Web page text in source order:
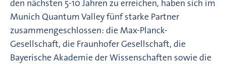
den nächsten 5-10 Jahren zu erreichen, haben sich im
Munich Quantum Valley fünf starke Partner
zusammengeschlossen: die Max-Planck-
Gesellschaft, die Fraunhofer Gesellschaft, die
Bayerische Akademie der Wissenschaften sowie die